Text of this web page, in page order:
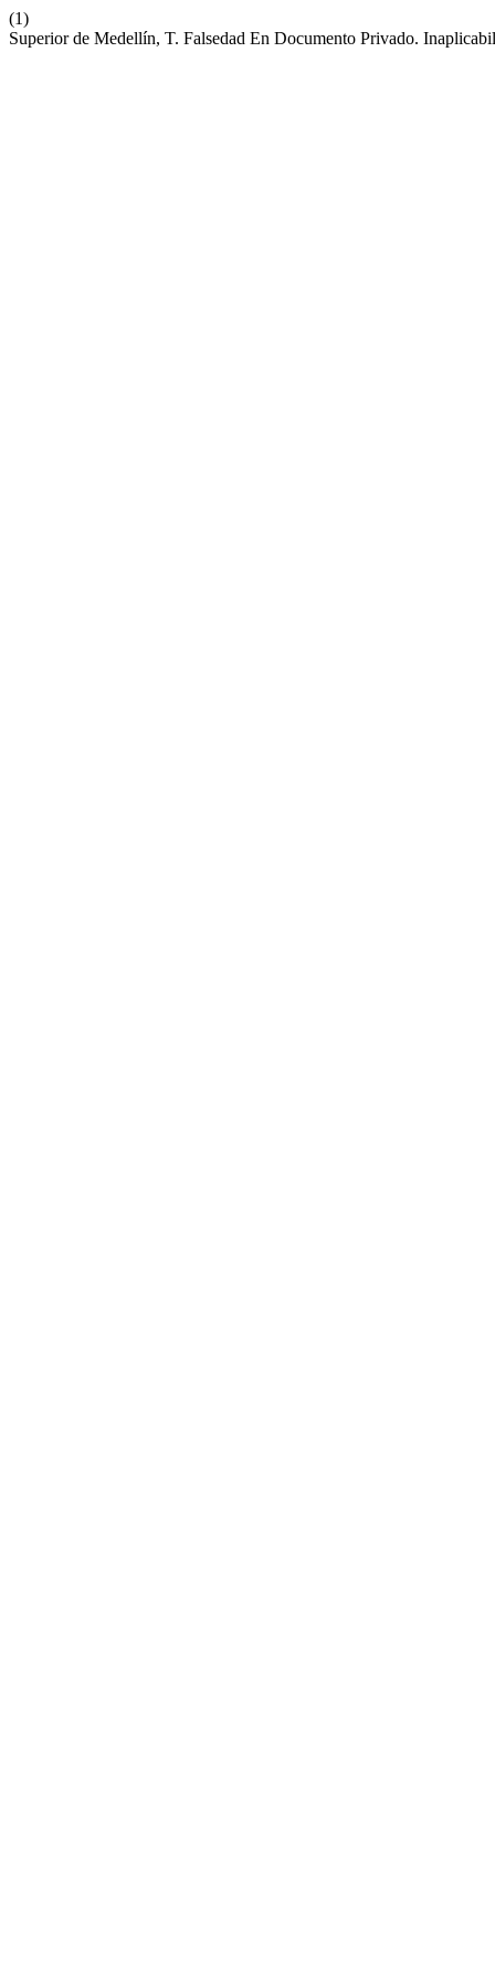
(1)
Superior de Medellín, T. Falsedad En Documento Privado.